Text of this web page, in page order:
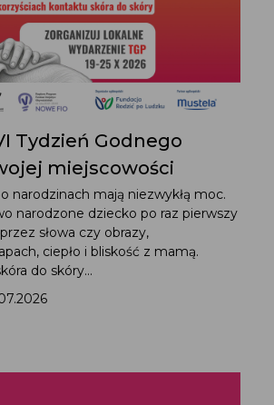
Tydzień Godnego
miejscowości
narodzinach mają niezwykłą moc.
narodzone dziecko po raz pierwszy
słowa czy obrazy,
ciepło i bliskość z mamą.
do skóry...